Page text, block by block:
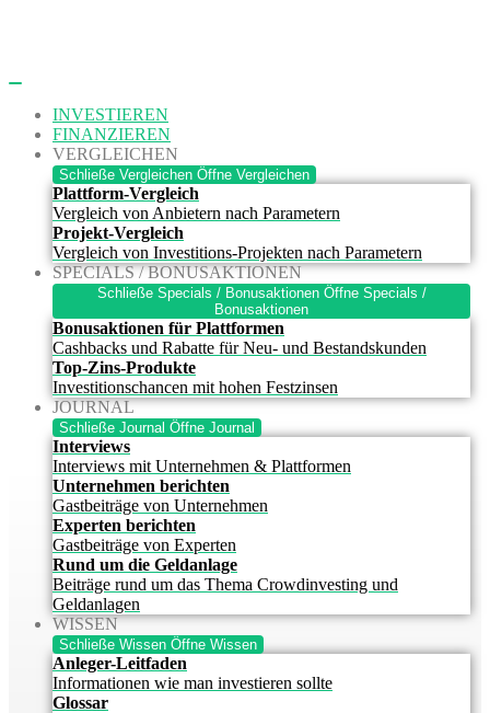
INVESTIEREN
FINANZIEREN
VERGLEICHEN
Schließe Vergleichen Öffne Vergleichen
Plattform-Vergleich
Vergleich von Anbietern nach Parametern
Projekt-Vergleich
Vergleich von Investitions-Projekten nach Parametern
SPECIALS / BONUSAKTIONEN
Schließe Specials / Bonusaktionen Öffne Specials /
Bonusaktionen
Bonusaktionen für Plattformen
Cashbacks und Rabatte für Neu- und Bestandskunden
Top-Zins-Produkte
Investitionschancen mit hohen Festzinsen
JOURNAL
Schließe Journal Öffne Journal
Interviews
Interviews mit Unternehmen & Plattformen
Unternehmen berichten
Gastbeiträge von Unternehmen
Experten berichten
Gastbeiträge von Experten
Rund um die Geldanlage
Beiträge rund um das Thema Crowdinvesting und
Geldanlagen
WISSEN
Schließe Wissen Öffne Wissen
Anleger-Leitfaden
Informationen wie man investieren sollte
Glossar